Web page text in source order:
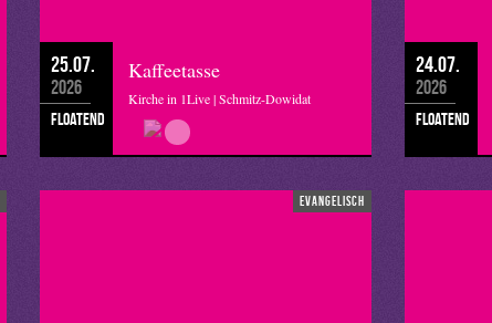
25.07.
2026
floatend
Kaffeetasse
Kirche in 1Live | Schmitz-Dowidat
24.07.
2026
floatend
evangelisch